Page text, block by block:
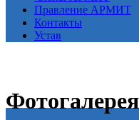
Правление АРМИТ
Контакты
Устав